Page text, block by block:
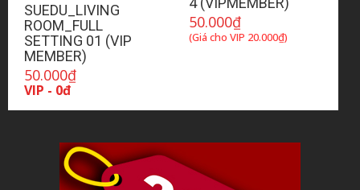
SUEDU_LIVING
ROOM_FULL
SETTING 01 (VIP
MEMBER)
50.000₫
VIP - 0đ
50.000₫
(Giá cho VIP 20.000₫)